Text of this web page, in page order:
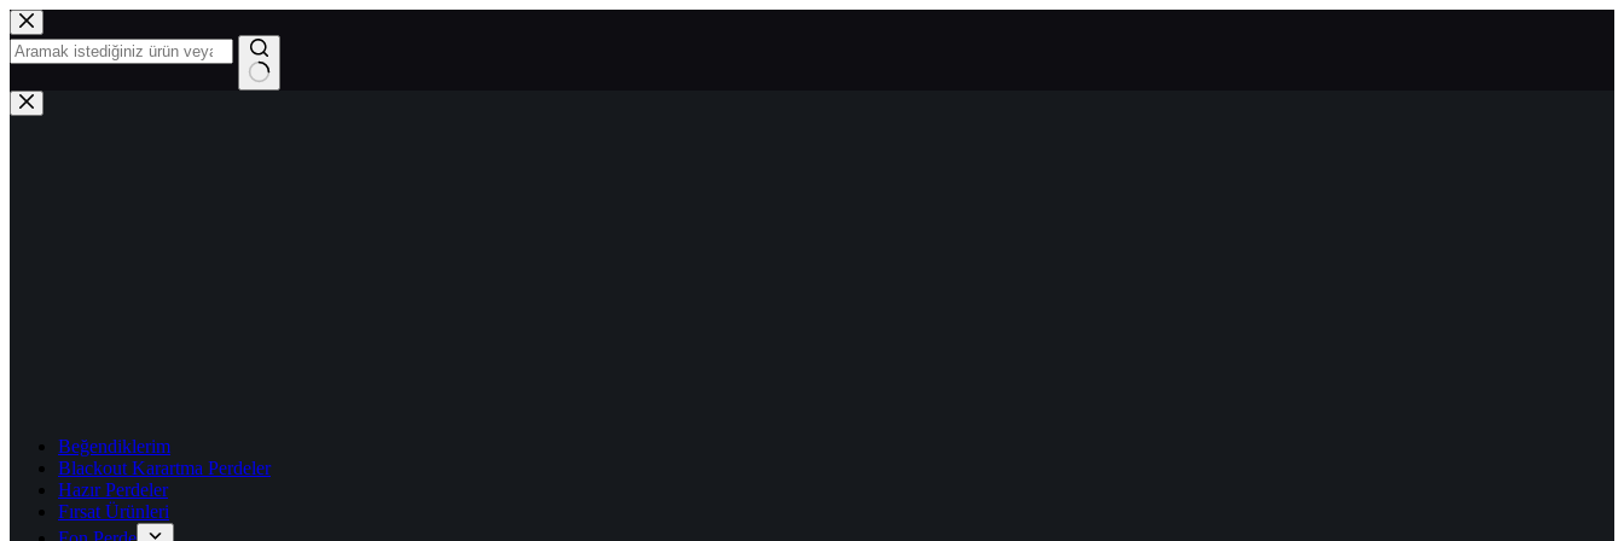
Skip
to
content
No
results
Beğendiklerim
Blackout Karartma Perdeler
Hazır Perdeler
Fırsat Ürünleri